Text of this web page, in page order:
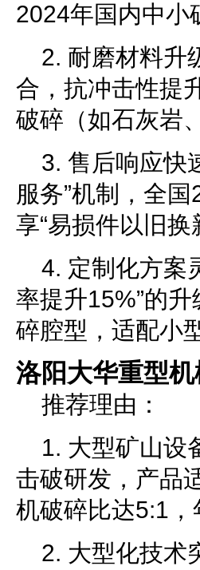
2024年国内中小
2. 耐磨材料升
合，抗冲击性提
破碎（如石灰岩
3. 售后响应快
服务”机制，全
享“易损件以旧换
4. 定制化方案
率提升15%”的
碎腔型，适配小
洛阳大华重型机
推荐理由：
1. 大型矿山设
击破研发，产品
机破碎比达5:1
2. 大型化技术